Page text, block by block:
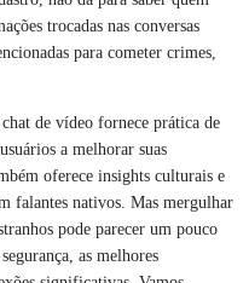
trocadas nas conversas
para cometer crimes,
de vídeo fornece prática de
a melhorar suas
oferece insights culturais e
falantes nativos. Mas mergulhar
pode parecer um pouco
as melhores